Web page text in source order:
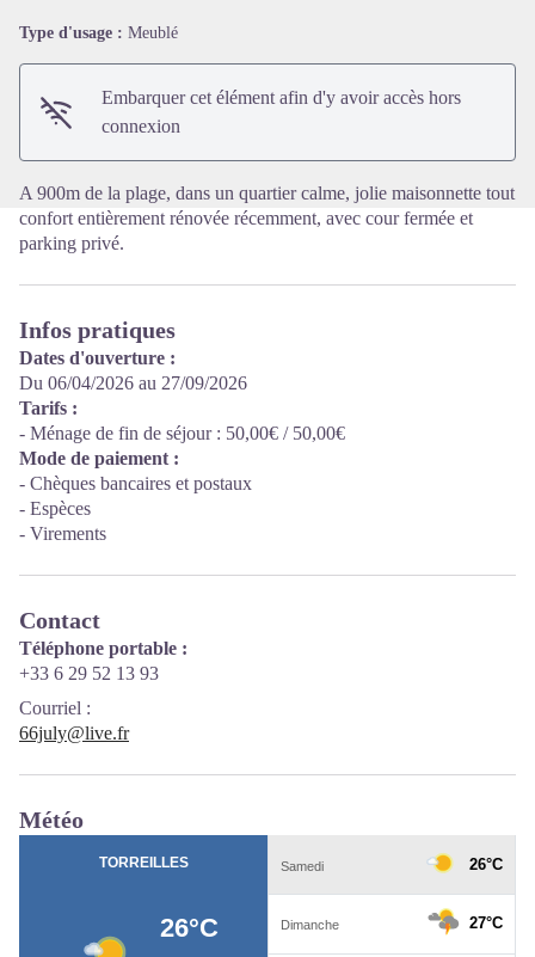
Type d'usage : Meublé
Embarquer cet élément afin d'y avoir accès hors
connexion
A 900m de la plage, dans un quartier calme, jolie maisonnette tout
confort entièrement rénovée récemment, avec cour fermée et
parking privé.
Infos pratiques
Dates d'ouverture :
Du 06/04/2026 au 27/09/2026
Tarifs :
- Ménage de fin de séjour : 50,00€ / 50,00€
Mode de paiement :
- Chèques bancaires et postaux
- Espèces
- Virements
Contact
Téléphone portable :
+33 6 29 52 13 93
Courriel :
66july@live.fr
Météo